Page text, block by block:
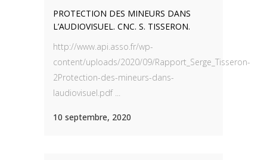
PROTECTION DES MINEURS DANS
L’AUDIOVISUEL. CNC. S. TISSERON.
http://www.api.asso.fr/wp-
content/uploads/2020/09/Rapport_Serge_Tisseron-
2Protection-des-mineurs-dans-
laudiovisuel.pdf ...
10 septembre, 2020